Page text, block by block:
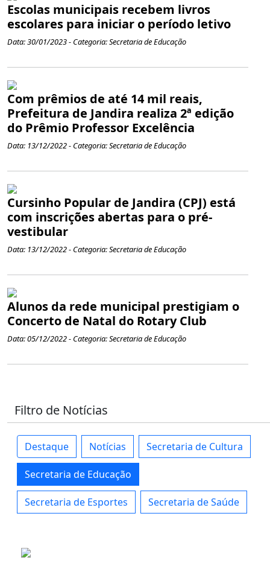
Escolas municipais recebem livros
escolares para iniciar o período letivo
Data: 30/01/2023 - Categoria: Secretaria de Educação
Com prêmios de até 14 mil reais,
Prefeitura de Jandira realiza 2ª edição
do Prêmio Professor Excelência
Data: 13/12/2022 - Categoria: Secretaria de Educação
Cursinho Popular de Jandira (CPJ) está
com inscrições abertas para o pré-
vestibular
Data: 13/12/2022 - Categoria: Secretaria de Educação
Alunos da rede municipal prestigiam o
Concerto de Natal do Rotary Club
Data: 05/12/2022 - Categoria: Secretaria de Educação
Filtro de Notícias
Destaque Notícias Secretaria de Cultura
Secretaria de Educação
Secretaria de Esportes Secretaria de Saúde